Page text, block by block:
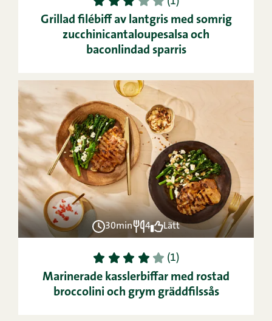
Grillad filébiff av lantgris med somrig
zucchinicantaloupesalsa och
baconlindad sparris
30min 4 Lätt
1 2 3 4 5 (1)
Marinerade kasslerbiffar med rostad
broccolini och grym gräddfilssås